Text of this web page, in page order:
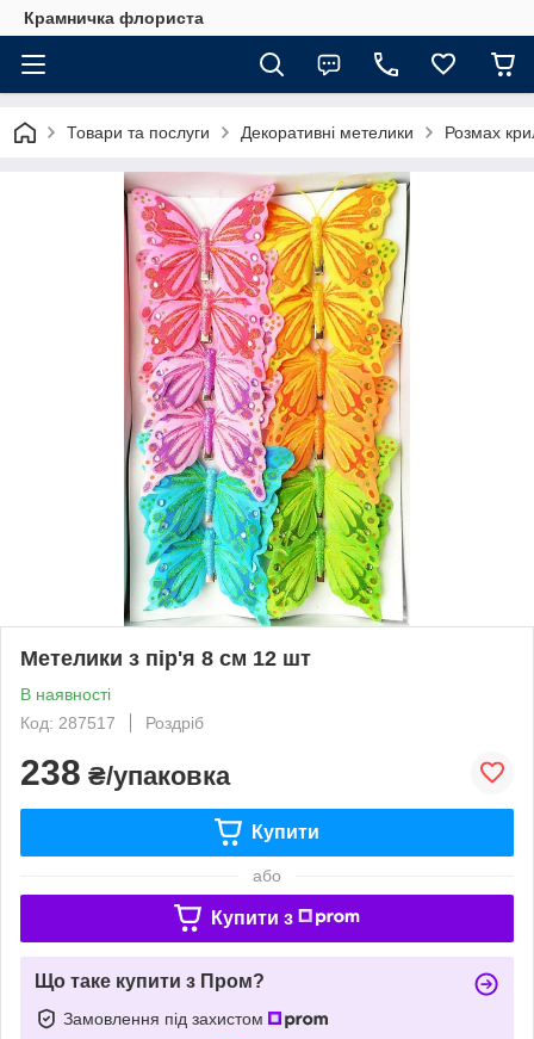
Крамничка флориста
Товари та послуги Декоративні метелики Розмах
Метелики з пір'я 8 см 12 шт
В наявності
Код: 287517
Роздріб
238 ₴/упаковка
Купити
або
Купити з
Що таке купити з Пром?
Замовлення під захистом